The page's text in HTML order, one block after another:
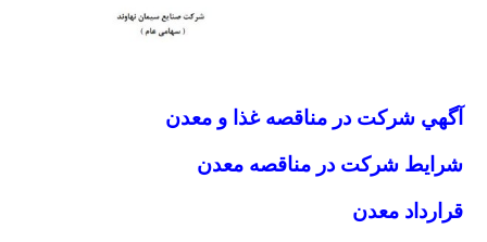
آگهي شركت در مناقصه غذا و معدن
شرايط شركت در مناقصه معدن
قرارداد معدن